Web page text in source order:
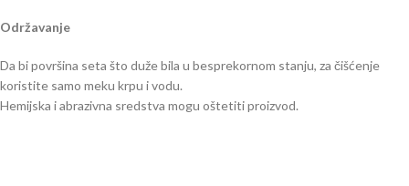
Održavanje
Da bi površina seta što duže bila u besprekornom stanju, za čišćenje
koristite samo meku krpu i vodu.
Hemijska i abrazivna sredstva mogu oštetiti proizvod.